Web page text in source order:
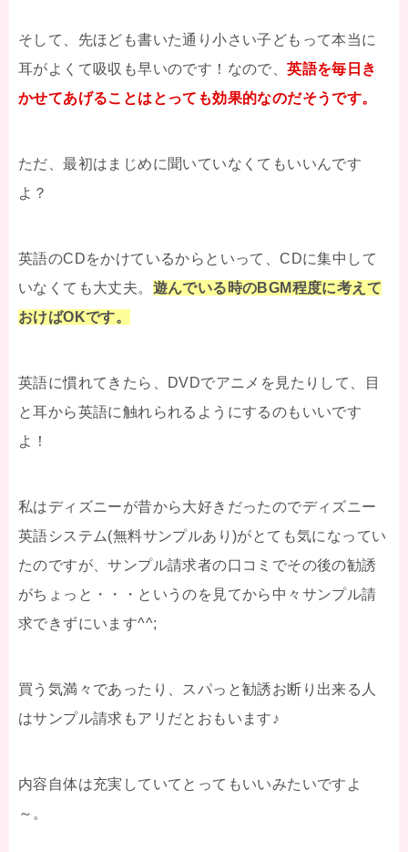
そして、先ほども書いた通り小さい子どもって本当に
耳がよくて吸収も早いのです！なので、英語を毎日き
かせてあげることはとっても効果的なのだそうです。
ただ、最初はまじめに聞いていなくてもいいんです
よ？
英語のCDをかけているからといって、CDに集中して
いなくても大丈夫。 遊んでいる時のBGM程度に考えて
おけばOKです。
英語に慣れてきたら、DVDでアニメを見たりして、目
と耳から英語に触れられるようにするのもいいです
よ！
私はディズニーが昔から大好きだったのでディズニー
英語システム(無料サンプルあり)がとても気になってい
たのですが、サンプル請求者の口コミでその後の勧誘
がちょっと・・・というのを見てから中々サンプル請
求できずにいます^^;
買う気満々であったり、スパっと勧誘お断り出来る人
はサンプル請求もアリだとおもいます♪
内容自体は充実していてとってもいいみたいですよ
～。